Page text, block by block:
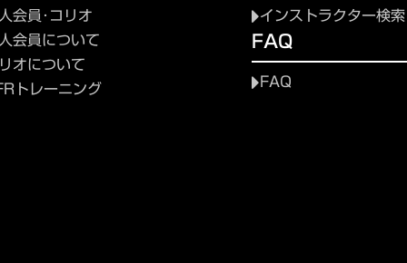
会員･コリオ
会員について
オについて
トレーニング
インストラクター検索
FAQ
FAQ